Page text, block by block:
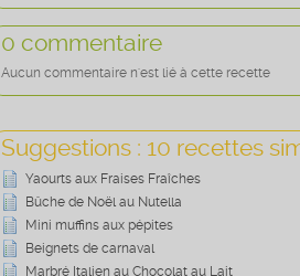
0 commentaire
Aucun commentaire n'est lié à cette recette
Suggestions : 10 recettes
Yaourts aux Fraises Fraîches
Bûche de Noël au Nutella
Mini muffins aux pépites
Beignets de carnaval
Marbré Italien au Chocolat au Lait